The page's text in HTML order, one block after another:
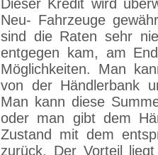
Dieser Kredit wird
Neu- Fahrzeuge
sind die Raten sehr
entgegen kam, am
Möglichkeiten. Man
von der Händlerbank
Man kann diese
oder man gibt dem
Zustand mit dem
zurück. Der Vorteil